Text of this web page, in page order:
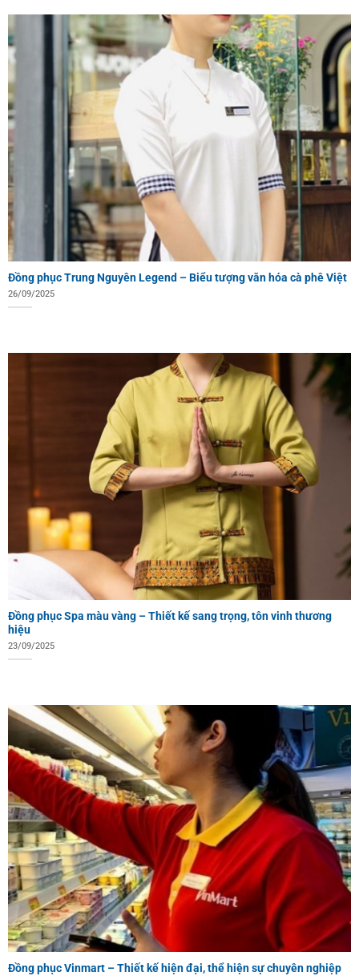
Đồng phục Trung Nguyên Legend – Biểu tượng văn hóa cà phê Việt
26/09/2025
Đồng phục Spa màu vàng – Thiết kế sang trọng, tôn vinh thương
hiệu
23/09/2025
Đồng phục Vinmart – Thiết kế hiện đại, thể hiện sự chuyên nghiệp